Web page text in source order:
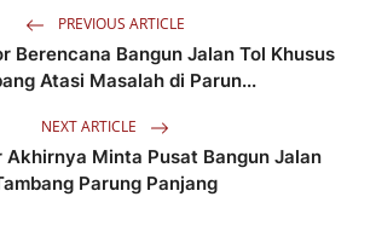
PREVIOUS ARTICLE
Berencana Bangun Jalan Tol Khusus
Atasi Masalah di Parun...
NEXT ARTICLE
Akhirnya Minta Pusat Bangun Jalan
Parung Panjang